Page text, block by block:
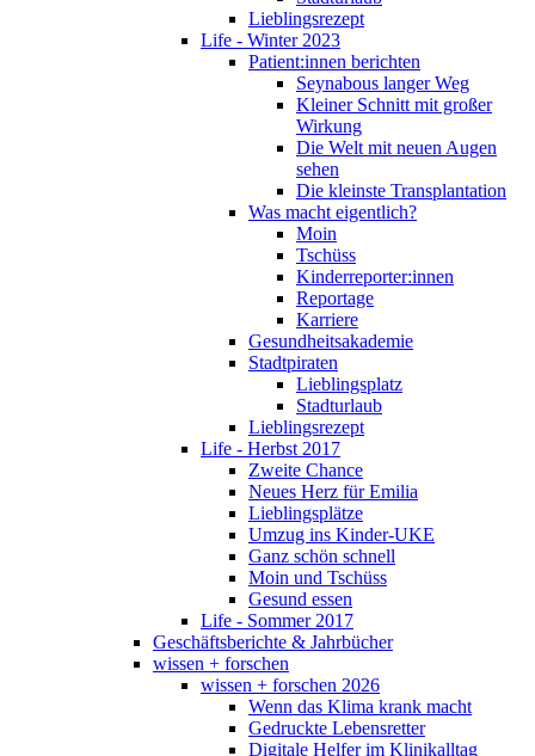
Lieblingsrezept
Life - Winter 2023
Patient:innen berichten
Seynabous langer Weg
Kleiner Schnitt mit großer
Wirkung
Die Welt mit neuen Augen
sehen
Die kleinste Transplantation
Was macht eigentlich?
Moin
Tschüss
Kinderreporter:innen
Reportage
Karriere
Gesundheitsakademie
Stadtpiraten
Lieblingsplatz
Stadturlaub
Lieblingsrezept
Life - Herbst 2017
Zweite Chance
Neues Herz für Emilia
Lieblingsplätze
Umzug ins Kinder-UKE
Ganz schön schnell
Moin und Tschüss
Gesund essen
Life - Sommer 2017
Geschäftsberichte & Jahrbücher
wissen + forschen
wissen + forschen 2026
Wenn das Klima krank macht
Gedruckte Lebensretter
Digitale Helfer im Klinikalltag